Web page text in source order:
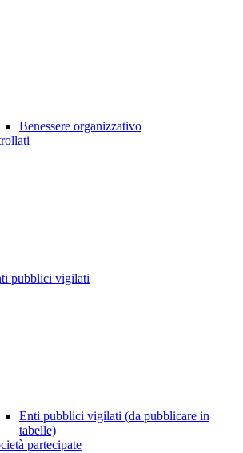
Benessere organizzativo
pubblici vigilati
Enti pubblici vigilati (da pubblicare in
tabelle)
partecipate